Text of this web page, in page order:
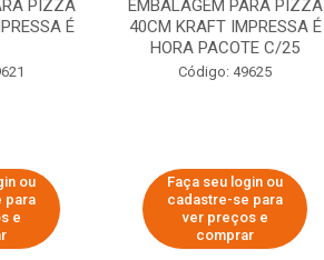
PIZZA
É
ou
para
e
EMBALAGEM PARA PIZZA
40CM KRAFT IMPRESSA É
HORA PACOTE C/25
Código: 49625
Faça seu login ou
cadastre-se para
ver preços e
comprar